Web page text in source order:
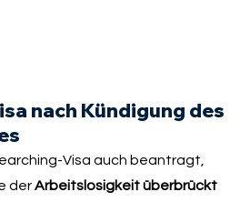
nach Kündigung des
Visa auch beantragt,
derArbeitslosigkeit überbrückt